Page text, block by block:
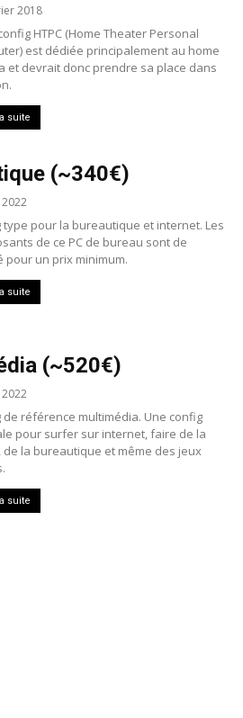
2018
HTPC (Home Theater Personal
est dédiée principalement au home
et devrait donc prendre sa place dans
suite
(~340€)
type pour la bureautique et internet. Les
de ce PC de bureau sont de
pour un prix minimum.
suite
(~520€)
de référence multimédia. Une config
pour surfer sur internet, faire de la
de la bureautique et même des jeux
suite